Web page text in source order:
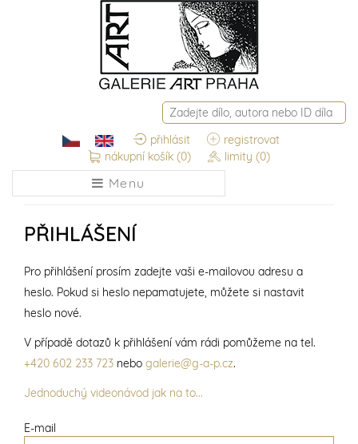
přihlásit
registrovat
nákupní košík (0) limity (0)
Menu
PŘIHLÁŠENÍ
E-mail
Pro přihlášení prosím zadejte vaši e-mailovou adresu a
heslo. Pokud si heslo nepamatujete, můžete si nastavit
heslo nové.
V případě dotazů k přihlášení vám rádi pomůžeme na tel.
+420 602 233 723 nebo galerie@g-a-p.cz.
Jednoduchý videonávod jak na to...